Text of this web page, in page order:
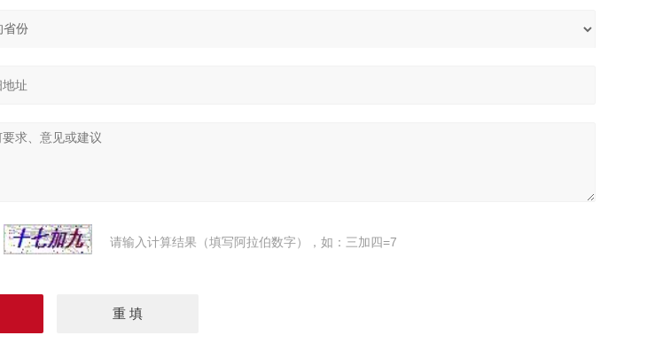
请输入计算结果（填写阿拉伯数字），如：三加四=7